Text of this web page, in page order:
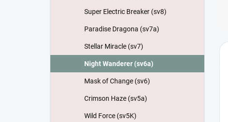
Super Electric Breaker (sv8)
Paradise Dragona (sv7a)
Stellar Miracle (sv7)
Night Wanderer (sv6a)
Mask of Change (sv6)
Crimson Haze (sv5a)
Wild Force (sv5K)